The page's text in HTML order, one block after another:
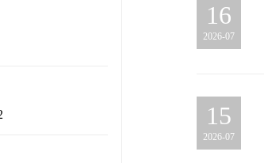
16
2026-07
15
2026-07